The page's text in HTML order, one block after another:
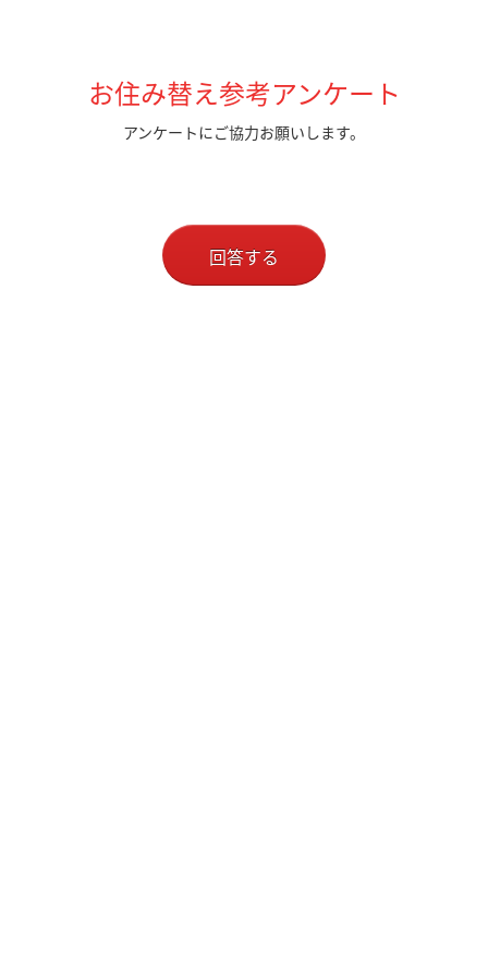
お住み替え参考アンケート
アンケートにご協力お願いします。
回答する